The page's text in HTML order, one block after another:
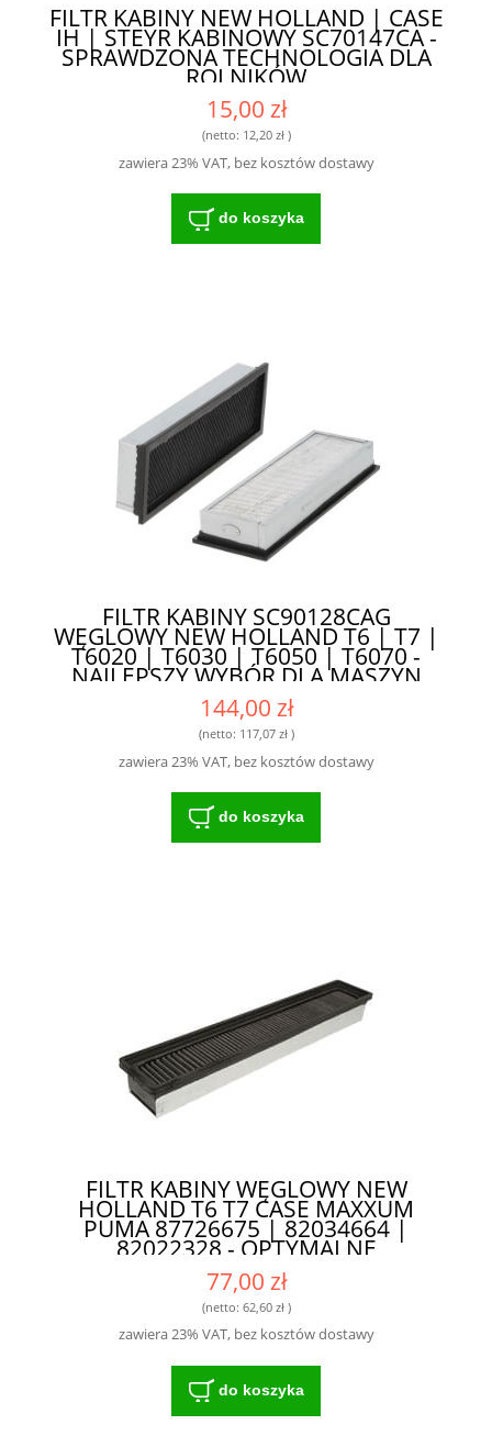
FILTR KABINY NEW HOLLAND | CASE
IH | STEYR KABINOWY SC70147CA -
SPRAWDZONA TECHNOLOGIA DLA
ROLNIKÓW
15,00 zł
(netto: 12,20 zł)
zawiera 23% VAT, bez kosztów dostawy
do koszyka
FILTR KABINY SC90128CAG
WĘGLOWY NEW HOLLAND T6 | T7 |
T6020 | T6030 | T6050 | T6070 -
NAJLEPSZY WYBÓR DLA MASZYN
ROLNICZYCH
144,00 zł
(netto: 117,07 zł)
zawiera 23% VAT, bez kosztów dostawy
do koszyka
FILTR KABINY WĘGLOWY NEW
HOLLAND T6 T7 CASE MAXXUM
PUMA 87726675 | 82034664 |
82022328 - OPTYMALNE
DOPASOWANIE I SKUTECZNOŚĆ
DZIAŁANIA
77,00 zł
(netto: 62,60 zł)
zawiera 23% VAT, bez kosztów dostawy
do koszyka